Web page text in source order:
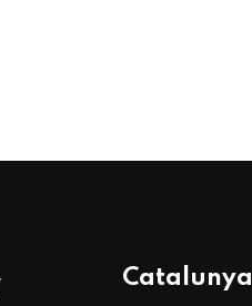
Catalunya